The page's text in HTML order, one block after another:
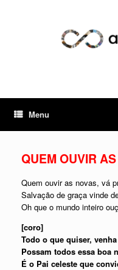
Menu
QUEM OUVIR
Quem ouvir as novas, vá
Salvação de graça vinde
Oh que o mundo inteiro
[coro]
Todo o que quiser,
Possam todos essa boa
É o Pai celeste que